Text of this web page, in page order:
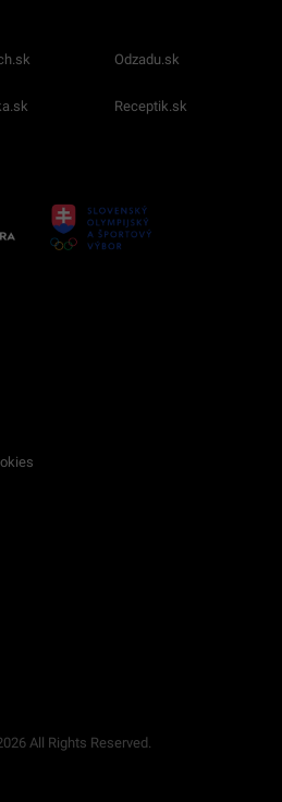
Odzadu.sk
Receptik.sk
All Rights Reserved.